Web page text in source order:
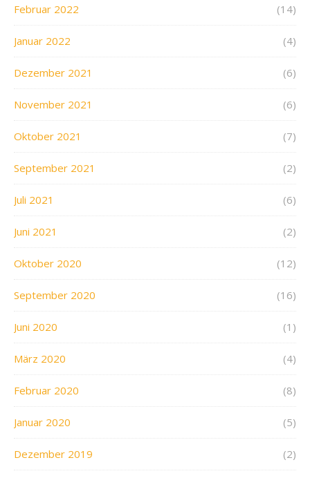
Februar 2022 (14)
Januar 2022 (4)
Dezember 2021 (6)
November 2021 (6)
Oktober 2021 (7)
September 2021 (2)
Juli 2021 (6)
Juni 2021 (2)
Oktober 2020 (12)
September 2020 (16)
Juni 2020 (1)
März 2020 (4)
Februar 2020 (8)
Januar 2020 (5)
Dezember 2019 (2)